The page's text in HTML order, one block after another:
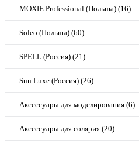
MOXIE Professional (Польша) (16)
Soleo (Польша) (60)
SPELL (Россия) (21)
Sun Luxe (Россия) (26)
Аксессуары для моделирования (6)
Аксессуары для солярия (20)